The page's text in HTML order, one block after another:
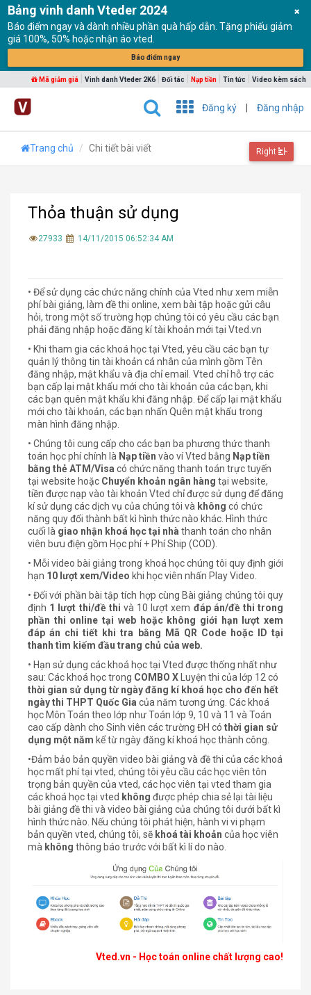
Bảng vinh danh Vteder 2024
Báo điểm ngay và dành nhiều phần quà hấp dẫn. Tặng phiếu giảm
giá 100%, 50% hoặc nhận áo vted.
Báo điểm ngay
Mã giảm giá Vinh danh Vteder 2K6 Đối tác Nạp tiền Tin tức Video kèm sách
Đăng ký Đăng nhập
Trang chủ Chi tiết bài viết Right
Thỏa thuận sử dụng
27933 14/11/2015 06:52:34 AM
• Để sử dụng các chức năng chính của Vted như xem miễn
phí bài giảng, làm đề thi online, xem bài tập hoặc gửi câu
hỏi, trong một số trường hợp chúng tôi có yêu cầu các bạn
phải đăng nhập hoặc đăng kí tài khoản mới tại Vted.vn
• Khi tham gia các khoá học tại Vted, yêu cầu các bạn tự
quản lý thông tin tài khoản cá nhân của mình gồm Tên
đăng nhập, mật khẩu và địa chỉ email. Vted chỉ hỗ trợ các
bạn cấp lại mật khẩu mới cho tài khoản của các bạn, khi
các bạn quên mật khẩu khi đăng nhập. Để cấp lại mật khẩu
mới cho tài khoản, các bạn nhấn Quên mật khẩu trong
màn hình đăng nhập.
• Chúng tôi cung cấp cho các bạn ba phương thức thanh
toán học phí chính là Nạp tiền vào ví Vted bằng Nạp tiền
bằng thẻ ATM/Visa có chức năng thanh toán trực tuyến
tại website hoặc Chuyển khoản ngân hàng tại website,
tiền được nạp vào tài khoản Vted chỉ được sử dụng để đăng
kí sử dụng các dịch vụ của chúng tôi và không có chức
năng quy đổi thành bất kì hình thức nào khác. Hình thức
cuối là giao nhận khoá học tại nhà thanh toán cho nhân
viên bưu điện gồm Học phí + Phí Ship (COD).
• Mỗi video bài giảng trong khoá học chúng tôi quy định giới
hạn 10 lượt xem/Video khi học viên nhấn Play Video.
• Đối với phần bài tập tích hợp cùng Bài giảng chúng tôi quy
định 1 lượt thi/đề thi và 10 lượt xem đáp án/đề thi trong
phần thi online tại web hoặc không giới hạn lượt xem
đáp án chi tiết khi tra bằng Mã QR Code hoặc ID tại
thanh tìm kiếm đầu trang chủ của web.
• Hạn sử dụng các khoá học tại Vted được thống nhất như
sau: Các khoá học trong COMBO X Luyện thi của lớp 12 có
thời gian sử dụng từ ngày đăng kí khoá học cho đến hết
ngày thi THPT Quốc Gia của năm tương ứng. Các khoá
học Môn Toán theo lớp như Toán lớp 9, 10 và 11 và Toán
cao cấp dành cho Sinh viên các trường ĐH có thời gian sử
dụng một năm kể từ ngày đăng kí khoá học thành công.
•Đảm bảo bản quyền video bài giảng và đề thi của các khoá
học mất phí tại vted, chúng tôi yêu cầu các học viên tôn
trọng bản quyền của vted, các học viên tại vted tham gia
các khoá học tại vted không được phép chia sẻ lại tài liệu
bài giảng đề thi và video bài giảng của chúng tôi dưới bất kì
hình thức nào. Nếu chúng tôi phát hiện, hành vi vi phạm
bản quyền vted, chúng tôi, sẽ khoá tài khoản của học viên
mà không thông báo trước với bất kì lí do nào.
Vted.vn - Học toán online chất lượng cao!